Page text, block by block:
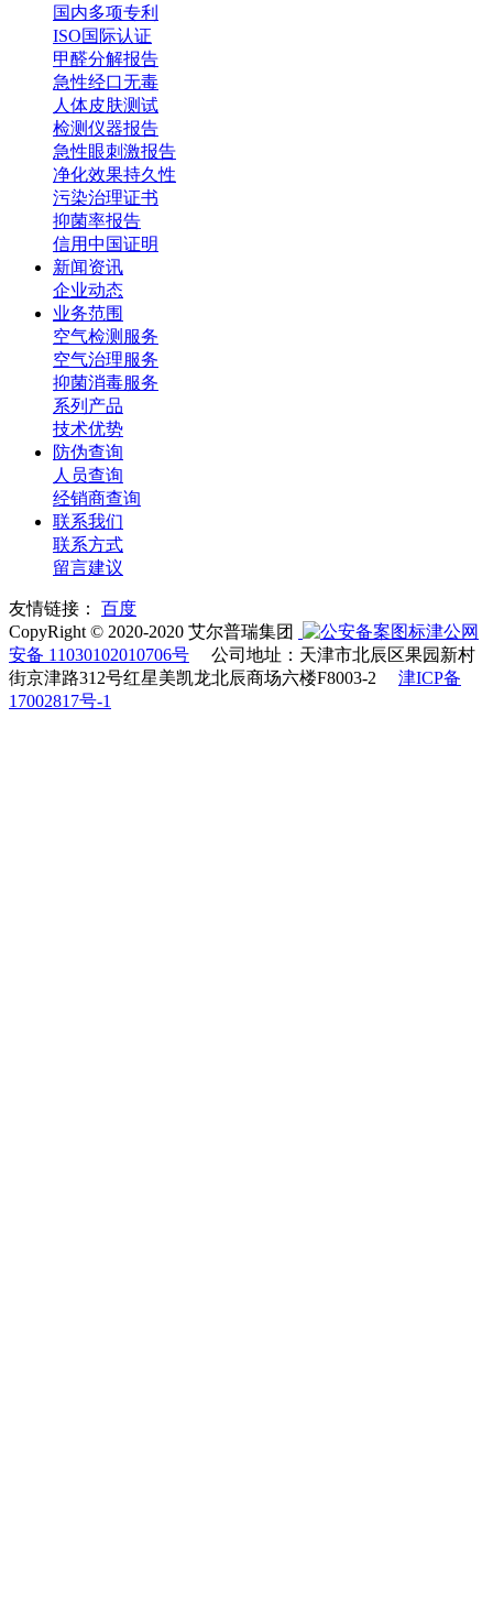
国内多项专利
ISO国际认证
甲醛分解报告
急性经口无毒
人体皮肤测试
检测仪器报告
急性眼刺激报告
净化效果持久性
污染治理证书
抑菌率报告
信用中国证明
新闻资讯
企业动态
业务范围
空气检测服务
空气治理服务
抑菌消毒服务
系列产品
技术优势
防伪查询
人员查询
经销商查询
联系我们
联系方式
留言建议
友情链接：
百度
CopyRight © 2020-2020 艾尔普瑞集团
津公网
安备 11030102010706号
公司地址：天津市北辰区果园新村
街京津路312号红星美凯龙北辰商场六楼F8003-2 津ICP备
17002817号-1